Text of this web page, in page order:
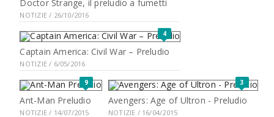
Doctor Strange, il preludio a fumetti
NOTIZIE / 26/10/2016
4
Captain America: Civil War – Preludio
NOTIZIE / 6/05/2016
9
Ant-Man Preludio
NOTIZIE / 14/07/2015
3
Avengers: Age of Ultron - Preludio
NOTIZIE / 16/04/2015